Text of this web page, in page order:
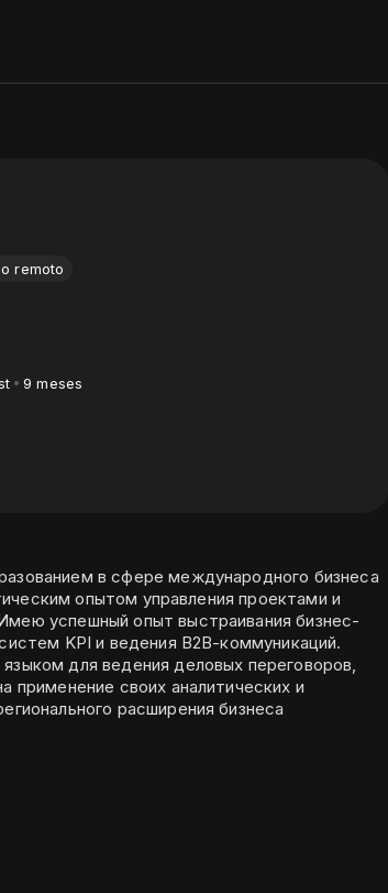
remoto
9 meses
в сфере международного бизнеса
опытом управления проектами и
успешный опыт выстраивания бизнес-
KPI и ведения B2B-коммуникаций.
для ведения деловых переговоров,
применение своих аналитических и
расширения бизнеса